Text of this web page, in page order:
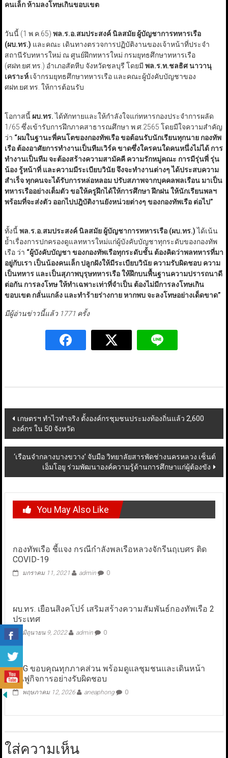
คนเล็ก ห้ามลงโทษเกินขอบเขต
วันนี้ (1 พ.ค.65) พล.ร.อ.สมประสงค์ นิลสมัย ผู้บัญชาการทหารเรือ
(ผบ.ทร.) และคณะ เดินทางตรวจการปฏิบัติงานของเจ้าหน้าที่ประจำ
สถานีรับทหารใหม่ ณ ศูนย์ฝึกทหารใหม่ กรมยุทธศึกษาทหารเรือ
(ศฝท.ยศ.ทร.) อำเภอสัตหีบ จังหวัดชลบุรี โดยมี พล.ร.ท.ชลธิศ นาวานุ
เคราะห์เจ้ากรมยุทธศึกษาทหารเรือ และคณะผู้บังคับบัญชาของ
ศฝท.ยศ.ทร. ให้การต้อนรับ
โอกาสนี้ ผบ.ทร.ได้ทักทายและให้กำลังใจแก่ทหารกองประจำการผลัด
1/65 ซึ่งเข้ารับการฝึกภาคสาธารณศึกษา พ.ศ.2565 โดยมีใจความสำคัญ
ว่า “ผมในฐานะพี่คนโตของกองทัพเรือ ขอต้อนรับนักเรียนทุกนาย กองทัพ
เรือ ต้องอาศัยการทำงานเป็นทีมเวิร์ค ขาดซึ่งใครคนใดคนหนึ่งไม่ได้ การ
ทำงานเป็นทีม จะต้องสร้างความสามัคคี ความรักหมู่คณะ การมีรุ่นพี่ รุ่น
น้อง รู้หน้าที่ และความมีระเบียบวินัย จึงจะทำงานต่างๆ ได้ประสบความ
สำเร็จ ทุกคนจะได้รับการหล่อหลอม ปรับสภาพจากบุคคลพลเรือน มาเป็น
ทหารเรืออย่างเต็มตัว ขอให้ครูฝึกได้ให้การศึกษา ฝึกฝน ให้นักเรียนพลฯ
พร้อมที่จะส่งตัว ออกไปปฎิบัติงานยังหน่วยต่างๆ ของกองทัพเรือ ต่อไป”
ทั้งนี้พล.ร.อ.สมประสงค์ นิลสมัย ผู้บัญชาการทหารเรือ (ผบ.ทร.)ได้เน้น
ย้ำเรื่องการปกครองดูแลทหารใหม่แก่ผู้บังคับบัญชาทุกระดับของกองทัพ
เรือ ว่า “ผู้บังคับบัญชา ของกองทัพเรือทุกระดับชั้น ต้องคิดว่าพลทหารที่มา
อยู่กับเรา เป็นน้องคนเล็ก ปลูกฝังให้มีระเบียบวินัย ความรับผิดชอบ ความ
เป็นทหาร และเป็นสุภาพบุรุษทหารเรือ ให้ฝึกบนพื้นฐานความปรารถนาดี
ต่อกัน การลงโทษ ให้ทำเฉพาะเท่าที่จำเป็น ต้องไม่มีการลงโทษเกิน
ขอบเขต กลั่นแกล้ง และทำร้ายร่างกาย หากพบ จะลงโทษอย่างเด็ดขาด”
มีผู้อ่านข่าวนี้แล้ว 1771 ครั้ง
Post
navigation
เกษตรฯ ทำไวทำจริง ตั้งองค์กรชุมชนประมงท้องถิ่นแล้ว 2,600
องค์กร ใน 50 จังหวัด
‘เรือนจำกลางบางขวาง’ จับมือ วิทยาลัยสารพัดช่างนครหลวง เซ็นต์
เอ็มโอยู ร่วมพัฒนาองค์ความรู้ด้านการศึกษาแก่ผู้ต้องขัง
You May Also Like
กองทัพเรือ ชี้แจง กรณีกำลังพลเรือหลวงจักรีนฤเบศร ติด
COVID-19
มกราคม 11, 2021 admin 0
ผบ.ทร. เยือนสิงคโปร์ เสริมสร้างความสัมพันธ์กองทัพเรือ 2
ประเทศ
มิถุนายน 9, 2022 admin 0
TOG ขอบคุณทุกภาคส่วน พร้อมดูแลชุมชนและเดินหน้า
ฟื้นฟูกิจการอย่างรับผิดชอบ
พฤษภาคม 12, 2026 aneaphong 0
ใส่ความเห็น